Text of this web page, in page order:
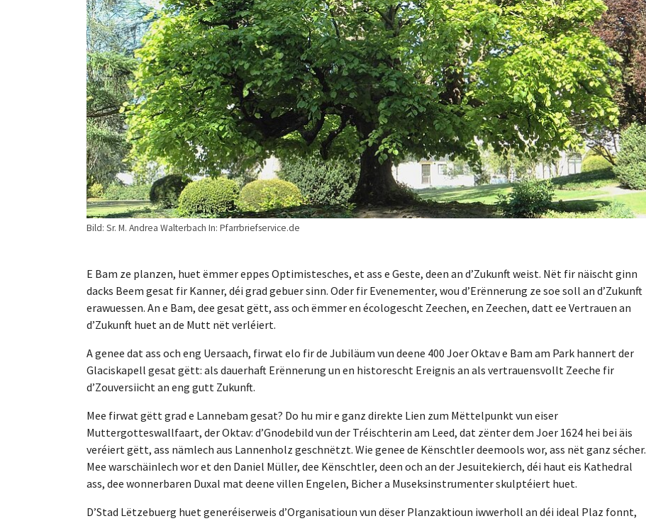
Bild: Sr. M. Andrea Walterbach In: Pfarrbriefservice.de
E Bam ze planzen, huet ëmmer eppes Optimistesches, et ass e Geste, deen an d’Zukunft weist. Nët fir näischt ginn
dacks Beem gesat fir Kanner, déi grad gebuer sinn. Oder fir Evenementer, wou d’Erënnerung ze soe soll an d’Zukunft
erawuessen. An e Bam, dee gesat gëtt, ass och ëmmer en écologescht Zeechen, en Zeechen, datt ee Vertrauen an
d’Zukunft huet an de Mutt nët verléiert.
A genee dat ass och eng Uersaach, firwat elo fir de Jubiläum vun deene 400 Joer Oktav e Bam am Park hannert der
Glaciskapell gesat gëtt: als dauerhaft Erënnerung un en historescht Ereignis an als vertrauensvollt Zeeche fir
d’Zouversiicht an eng gutt Zukunft.
Mee firwat gëtt grad e Lannebam gesat? Do hu mir e ganz direkte Lien zum Mëttelpunkt vun eiser
Muttergotteswallfaart, der Oktav: d’Gnodebild vun der Tréischterin am Leed, dat zënter dem Joer 1624 hei bei äis
veréiert gëtt, ass nämlech aus Lannenholz geschnëtzt. Wie genee de Kënschtler deemools wor, ass nët ganz sécher.
Mee warschäinlech wor et den Daniel Müller, dee Kënschtler, deen och an der Jesuitekierch, déi haut eis Kathedral
ass, dee wonnerbaren Duxal mat deene villen Engelen, Bicher a Museksinstrumenter skulptéiert huet.
D’Stad Lëtzebuerg huet generéiserweis d’Organisatioun vun dëser Planzaktioun iwwerholl an déi ideal Plaz fonnt,